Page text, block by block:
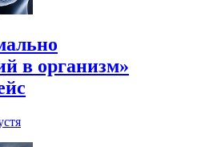
в организм»